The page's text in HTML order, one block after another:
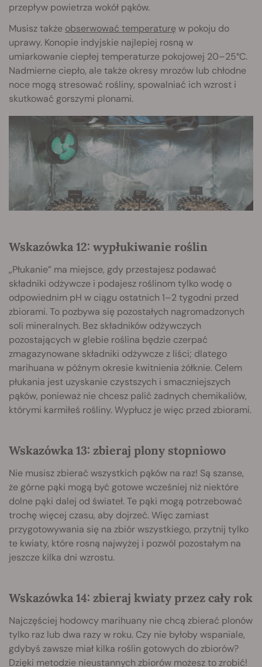
przepływ powietrza wokół pąków.
Musisz także obserwować temperaturęw pokoju do
uprawy. Konopie indyjskie najlepiej rosną w
umiarkowanie ciepłej temperaturze pokojowej 20–25°C.
Nadmierne ciepło, ale także okresy mrozów lub chłodne
noce mogą stresować rośliny, spowalniać ich wzrost i
skutkować gorszymi plonami.
Wskazówka 12: wypłukiwanie roślin
„Płukanie” ma miejsce, gdy przestajesz podawać
składniki odżywcze i podajesz roślinom tylko wodę o
odpowiednim pH w ciągu ostatnich 1–2 tygodni przed
zbiorami. To pozbywa się pozostałych nagromadzonych
soli mineralnych. Bez składników odżywczych
pozostających w glebie roślina będzie czerpać
zmagazynowane składniki odżywcze z liści; dlatego
marihuana w późnym okresie kwitnienia żółknie. Celem
płukania jest uzyskanie czystszych i smaczniejszych
pąków, ponieważ nie chcesz palić żadnych chemikaliów,
którymi karmiłeś rośliny. Wypłucz je więc przed zbiorami.
Wskazówka 13: zbieraj plony stopniowo
Nie musisz zbierać wszystkich pąków na raz! Są szanse,
że górne pąki mogą być gotowe wcześniej niż niektóre
dolne pąki dalej od świateł. Te pąki mogą potrzebować
trochę więcej czasu, aby dojrzeć. Więc zamiast
przygotowywania się na zbiór wszystkiego, przytnij tylko
te kwiaty, które rosną najwyżej i pozwól pozostałym na
jeszcze kilka dni wzrostu.
Wskazówka 14: zbieraj kwiaty przez cały rok
Najczęściej hodowcy marihuany nie chcą zbierać plonów
tylko raz lub dwa razy w roku. Czy nie byłoby wspaniale,
gdybyś zawsze miał kilka roślin gotowych do zbiorów?
Dzięki metodzie nieustannych zbiorów możesz to zrobić!